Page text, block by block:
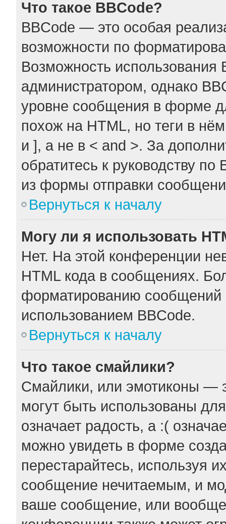
Что такое BBCode?
BBCode — это особая
возможности по
Возможность использования
администратором, однако
уровне сообщения в форме
похож на HTML, но теги в
и ], а не в < and >. За
обратитесь к руководству
из формы отправки
Вернуться к началу
Могу ли я использовать
Нет. На этой конференции
HTML кода в сообщениях.
форматированию сообщений
использованием BBCode.
Вернуться к началу
Что такое смайлики?
Смайлики, или эмотиконы —
могут быть использованы
означает радость, а :(
можно увидеть в форме
перестарайтесь, используя
сообщение нечитаемым, и
ваше сообщение, или